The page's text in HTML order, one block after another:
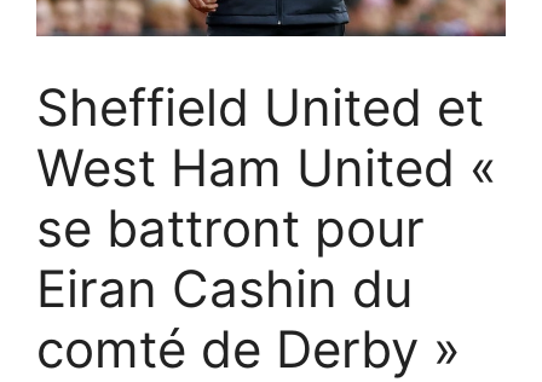
Sheffield United et
West Ham United «
se battront pour
Eiran Cashin du
comté de Derby »